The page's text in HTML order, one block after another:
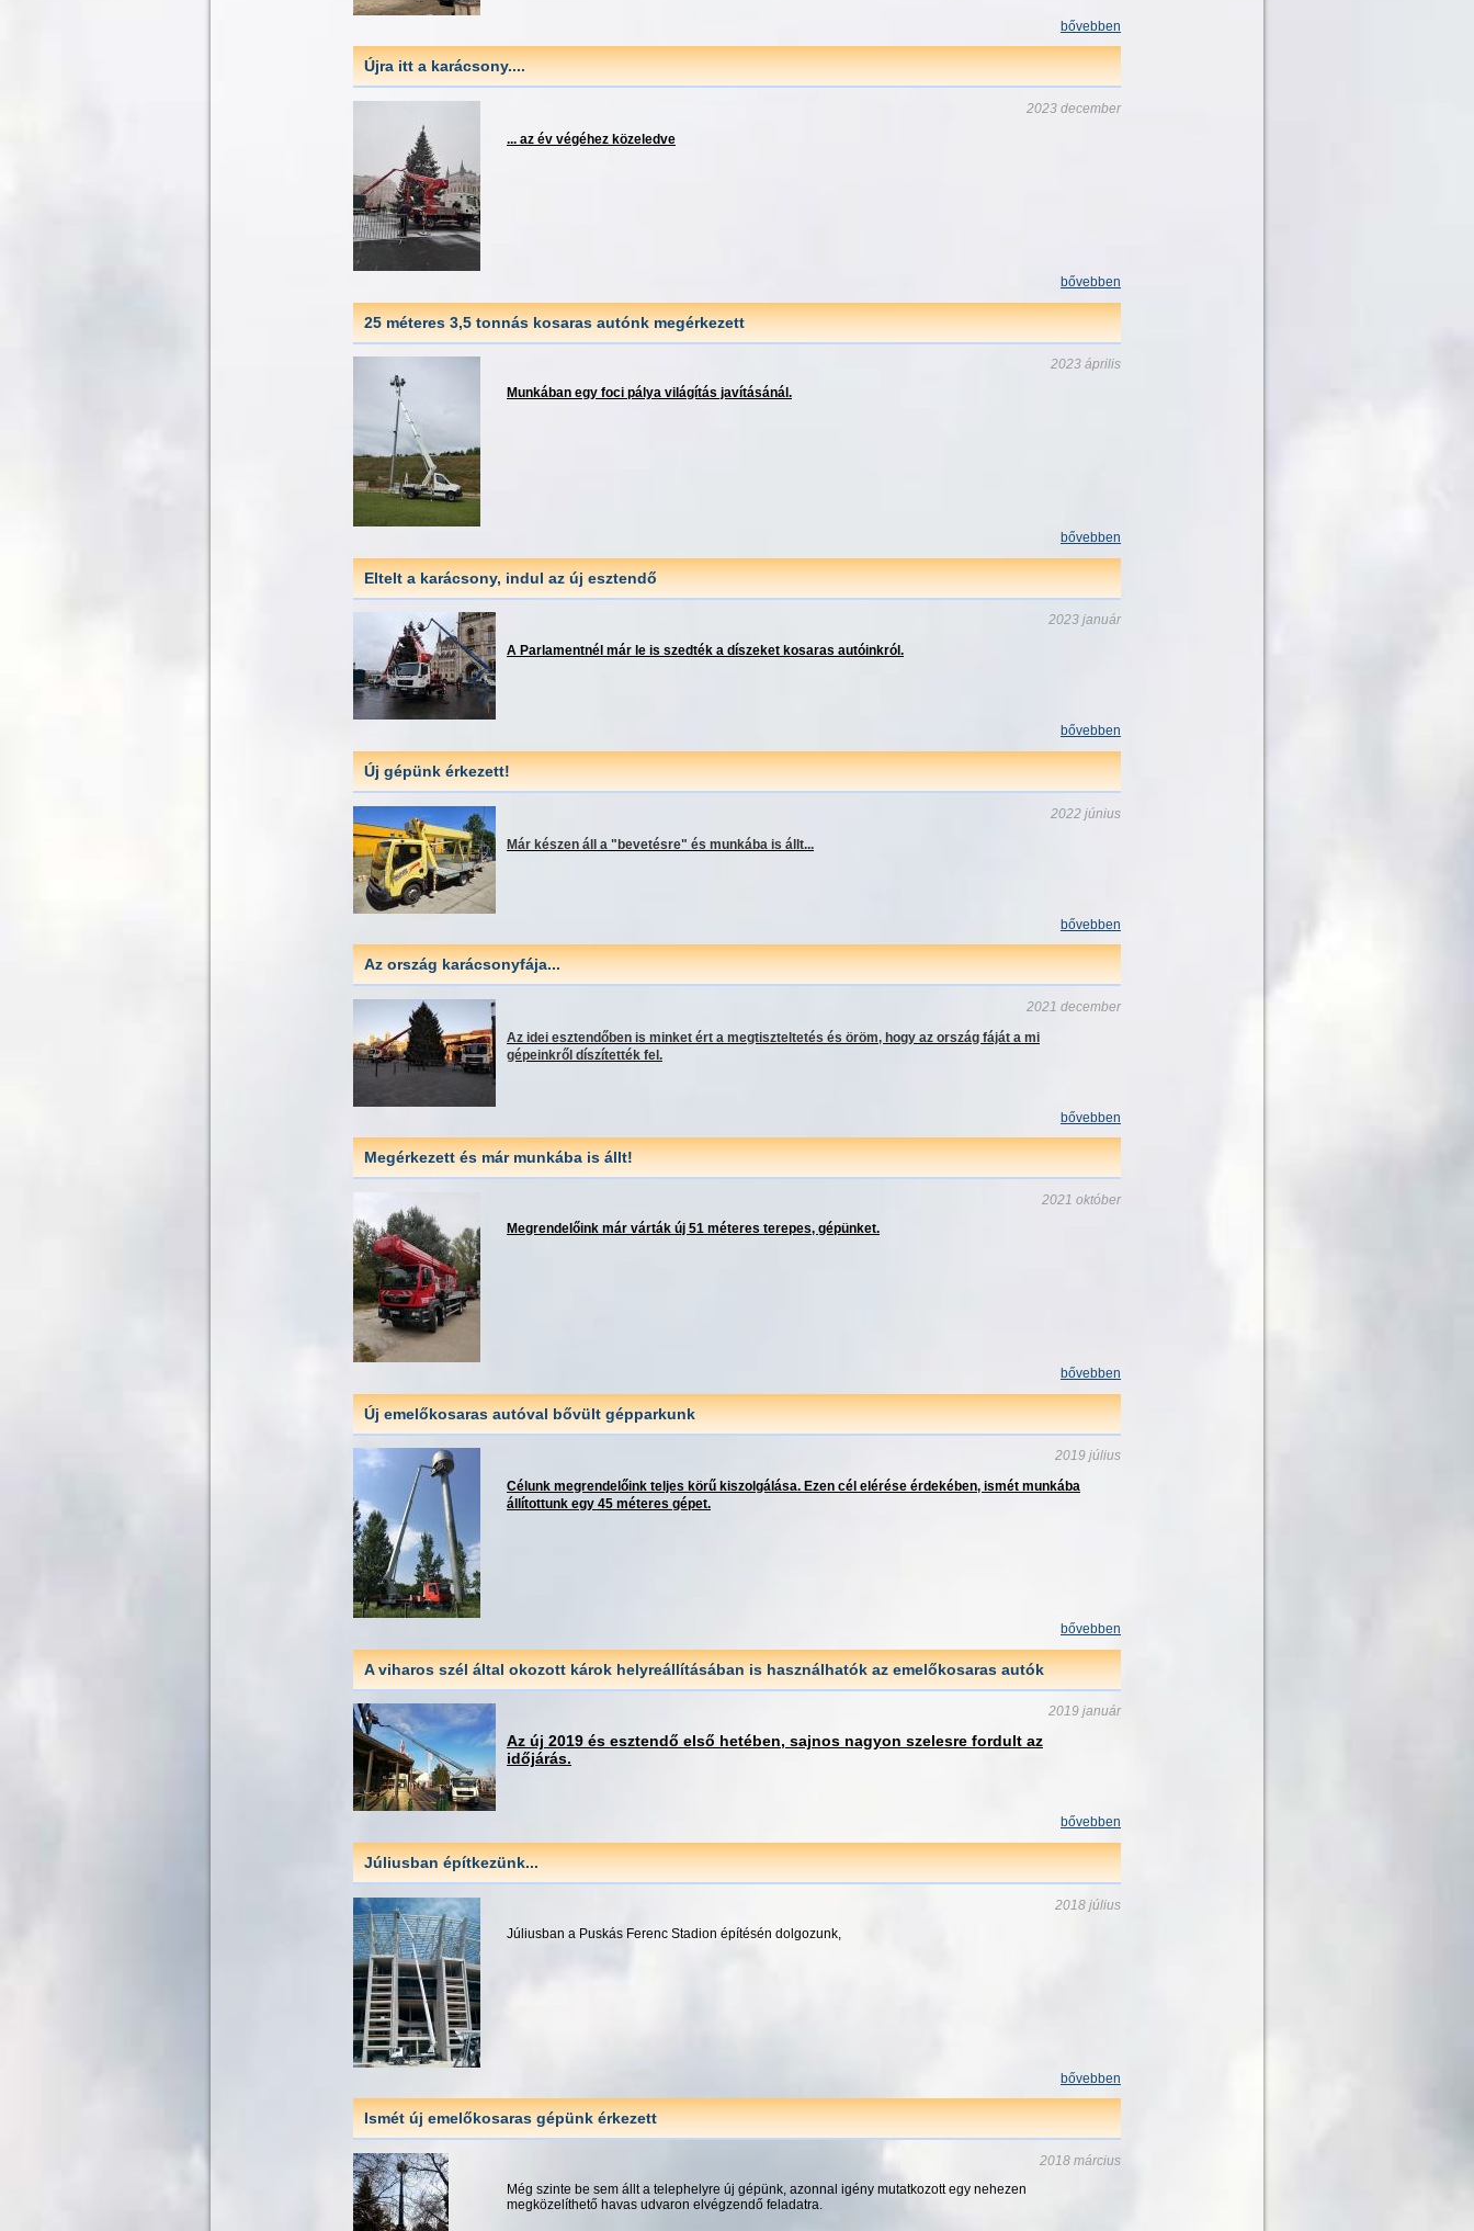
bővebben
Újra itt a karácsony....
2023 december
... az év végéhez közeledve
bővebben
25 méteres 3,5 tonnás kosaras autónk megérkezett
2023 április
Munkában egy foci pálya világítás javításánál.
bővebben
Eltelt a karácsony, indul az új esztendő
2023 január
A Parlamentnél már le is szedték a díszeket kosaras autóinkról.
bővebben
Új gépünk érkezett!
2022 június
Már készen áll a "bevetésre" és munkába is állt...
bővebben
Az ország karácsonyfája...
2021 december
Az idei esztendőben is minket ért a megtiszteltetés és öröm, hogy az ország fáját a mi
gépeinkről díszítették fel.
bővebben
Megérkezett és már munkába is állt!
2021 október
Megrendelőink már várták új 51 méteres terepes, gépünket.
bővebben
Új emelőkosaras autóval bővült gépparkunk
2019 július
Célunk megrendelőink teljes körű kiszolgálása. Ezen cél elérése érdekében, ismét munkába
állítottunk egy 45 méteres gépet.
bővebben
A viharos szél által okozott károk helyreállításában is használhatók az emelőkosaras autók
2019 január
Az új 2019 és esztendő első hetében, sajnos nagyon szelesre fordult az
időjárás.
bővebben
Júliusban építkezünk...
2018 július
Júliusban a Puskás Ferenc Stadion építésén dolgozunk,
bővebben
Ismét új emelőkosaras gépünk érkezett
2018 március
Még szinte be sem állt a telephelyre új gépünk, azonnal igény mutatkozott egy nehezen
megközelíthető havas udvaron elvégzendő feladatra.